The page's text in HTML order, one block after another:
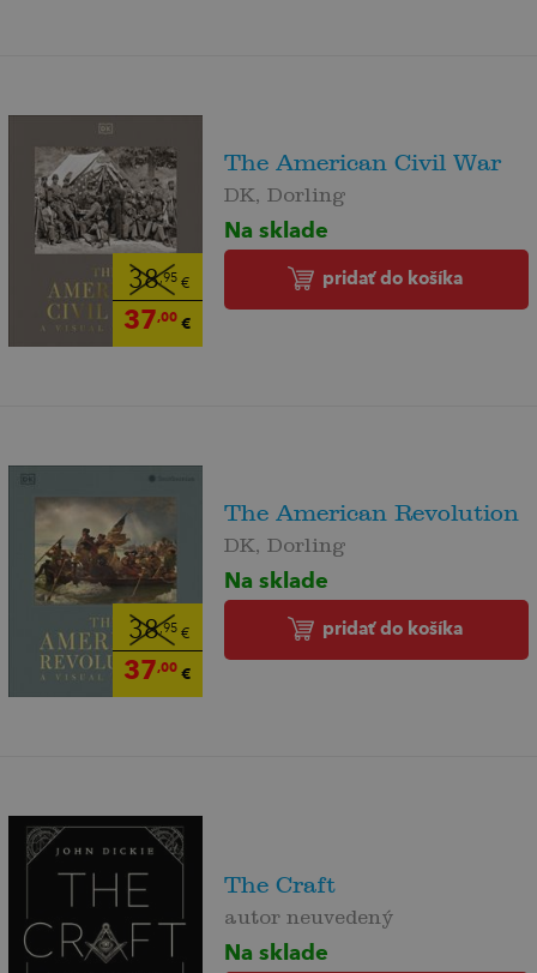
38,95€
37,00€
The American Civil War
DK, Dorling
Na sklade
pridať do košíka
38,95€
37,00€
The American Revolution
DK, Dorling
Na sklade
pridať do košíka
The Craft
autor neuvedený
Na sklade